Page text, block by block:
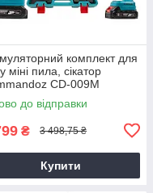
комплект для
міні пила, сікатор
CD-009M
до відправки
₴ 3 498,75 ₴
Купити